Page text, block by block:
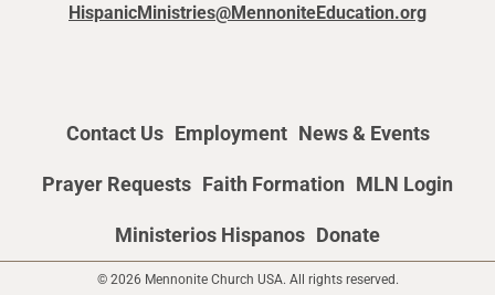
HispanicMinistries@MennoniteEducation.org
Contact Us Employment News & Events
Prayer Requests Faith Formation MLN Login
Ministerios Hispanos Donate
© 2026 Mennonite Church USA. All rights reserved.